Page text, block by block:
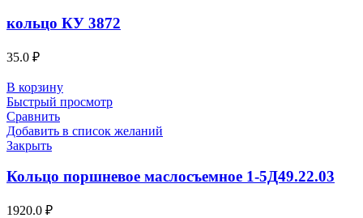
кольцо КУ 3872
35.0 ₽
В корзину
Быстрый просмотр
Сравнить
Добавить в список желаний
Закрыть
Кольцо поршневое маслосъемное 1-5Д49.22.03
1920.0 ₽